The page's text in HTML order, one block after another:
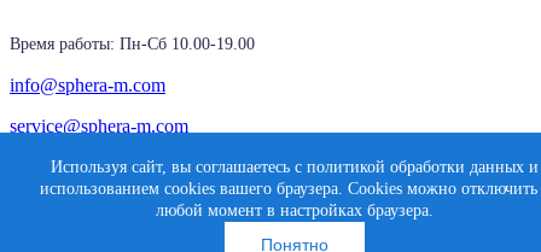
Используя сайт, вы соглашаетесь с политикой обработки данных и
использованием cookies вашего браузера. Cookies можно отключить
любой момент в настройках браузера.
Понятно
Время работы: Пн-Cб 10.00-19.00
info@sphera-m.com
service@sphera-m.com
Создание сайта